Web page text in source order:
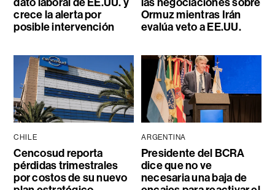
crece la alerta por
posible intervención
Ormuz mientras Irán
evalúa veto a EE.UU.
CHILE
Cencosud reporta
pérdidas trimestrales
por costos de su nuevo
ARGENTINA
Presidente del BCRA
dice que no ve
necesaria una baja de